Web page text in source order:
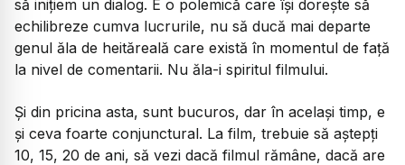
să inițiem un dialog. E o polemică care își dorește să
echilibreze cumva lucrurile, nu să ducă mai departe
genul ăla de heităreală care există în momentul de față
la nivel de comentarii. Nu ăla-i spiritul filmului.
Și din pricina asta, sunt bucuros, dar în același timp, e
și ceva foarte conjunctural. La film, trebuie să aștepți
10, 15, 20 de ani, să vezi dacă filmul rămâne, dacă are